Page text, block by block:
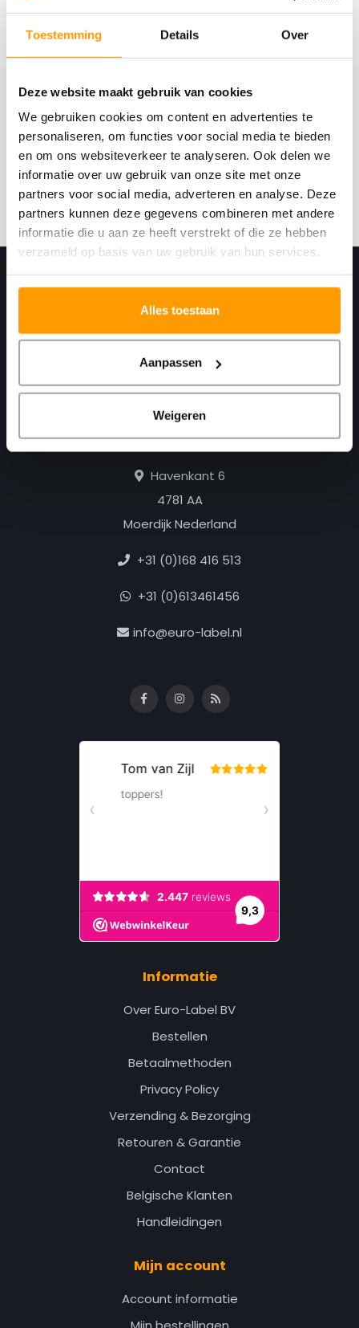
Toestemming Details Over
Deze website maakt gebruik van cookies
We gebruiken cookies om content en advertenties te
personaliseren, om functies voor social media te bieden
en om ons websiteverkeer te analyseren. Ook delen we
informatie over uw gebruik van onze site met onze
partners voor social media, adverteren en analyse. Deze
partners kunnen deze gegevens combineren met andere
informatie die u aan ze heeft verstrekt of die ze hebben
verzameld op basis van uw gebruik van hun services.
Alles toestaan
Aanpassen
Weigeren
Schrijf je hier in voor onze nieuwsbrief
Ontvang onze nieuwste aanbiedingen en
kortingscodes
Abonneer
Print. Plak. Klaar. Met een partner die met je
meedenkt.
Havenkant 6
4781 AA
Moerdijk Nederland
+31 (0)168 416 513
+31 (0)613461456
info@euro-label.nl
Informatie
Over Euro-Label BV
Bestellen
Betaalmethoden
Privacy Policy
Verzending & Bezorging
Retouren & Garantie
Contact
Belgische Klanten
Handleidingen
Mijn account
Account informatie